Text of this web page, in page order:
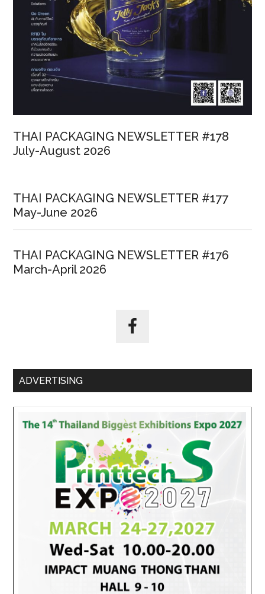
Circular
Packaging
THAI PACKAGING NEWSLETTER #178
July-August 2026
THAI PACKAGING NEWSLETTER #177
May-June 2026
THAI PACKAGING NEWSLETTER #176
March-April 2026
ADVERTISING